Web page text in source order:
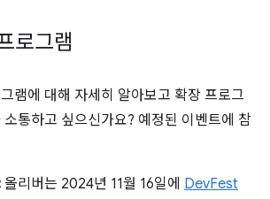
로그램
램에 대해 자세히 알아보고 확장 프로그
통하고 싶으신가요? 예정된 이벤트에 참
올리버는 2024년 11월 16일에 DevFest